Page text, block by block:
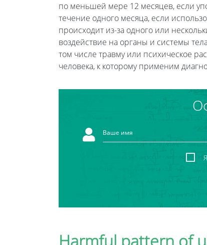
по меньшей мере 12 месяцев, если
течение одного месяца, если
происходит из-за одного или
воздействие на органы и системы
том числе травму или психическое
человека, к которому применим